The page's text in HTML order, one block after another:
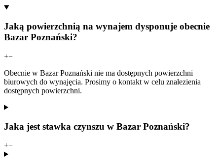
Jaką powierzchnią na wynajem dysponuje obecnie
Bazar Poznański?
+−
Obecnie w Bazar Poznański nie ma dostępnych powierzchni
biurowych do wynajęcia. Prosimy o kontakt w celu znalezienia
dostępnych powierzchni.
Jaka jest stawka czynszu w Bazar Poznański?
+−